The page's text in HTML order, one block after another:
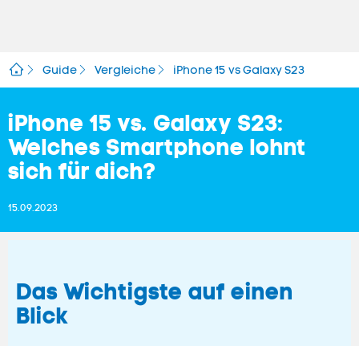
Guide Vergleiche iPhone 15 vs Galaxy S23
iPhone 15 vs. Galaxy S23:
Welches Smartphone lohnt
sich für dich?
15.09.2023
Das Wichtigste auf einen
Blick